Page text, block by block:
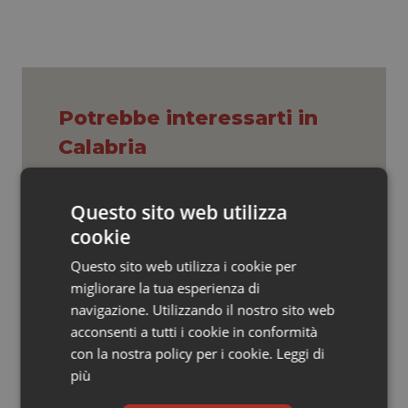
Psoriasi & pelle
Quotidiano Chirurgia
Quotidiano Oncologia
Quotidiano Pediatria
Rene & patologie urogenitali
Potrebbe interessarti in
Calabria
Settimana della Scienza dello
Spallanzani: capire la ricerca per
comprendere il presente
Regione Lombardia scrive al ministro
Schillaci: “Gli attuali indicatori non
fotografano la qualità reale del Ssn”
Questo sito web utilizza
cookie
Questo sito web utilizza i cookie per
migliorare la tua esperienza di
navigazione. Utilizzando il nostro sito web
acconsenti a tutti i cookie in conformità
con la nostra policy per i cookie. Leggi di
più